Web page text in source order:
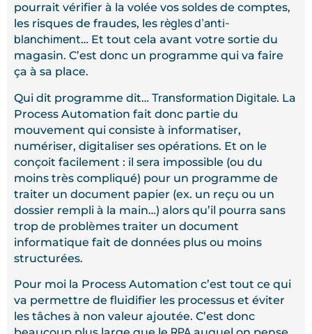
pourrait vérifier à la volée vos soldes de comptes,
les risques de fraudes, les règles d’anti-
blanchiment… Et tout cela avant votre sortie du
magasin. C’est donc un programme qui va faire
ça à sa place.
Qui dit programme dit… Transformation Digitale. La
Process Automation fait donc partie du
mouvement qui consiste à informatiser,
numériser, digitaliser ses opérations. Et on le
conçoit facilement : il sera impossible (ou du
moins très compliqué) pour un programme de
traiter un document papier (ex. un reçu ou un
dossier rempli à la main…) alors qu’il pourra sans
trop de problèmes traiter un document
informatique fait de données plus ou moins
structurées.
Pour moi la Process Automation c’est tout ce qui
va permettre de fluidifier les processus et éviter
les tâches à non valeur ajoutée. C’est donc